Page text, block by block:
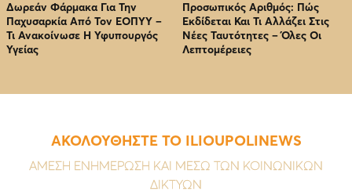
Δωρεάν Φάρμακα Για Την
Παχυσαρκία Από Τον EOΠΥΥ –
Τι Ανακοίνωσε Η Υφυπουργός
Υγείας
Προσωπικός Αριθμός: Πώς
Εκδίδεται Και Τι Αλλάζει Στις
Νέες Ταυτότητες – Όλες Οι
Λεπτομέρειες
ΑΚΟΛΟΥΘΗΣΤΕ ΤΟ ILIOUPOLINEWS
ΑΜΕΣΗ ΕΝΗΜΕΡΩΣΗ ΚΑΙ ΜΕΣΩ ΤΩΝ ΚΟΙΝΩΝΙΚΩΝ
ΔΙΚΤΥΩΝ